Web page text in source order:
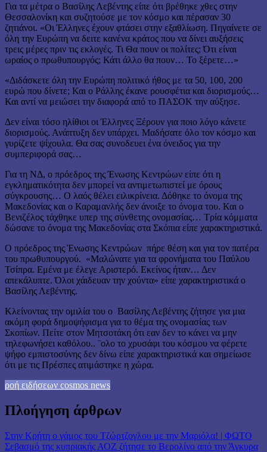
Για τα μέτρα ο Βασίλης Λεβέντης είπε ότι βρέθηκε χθες στην
Θεσσαλονίκη και συζητούσε με τον κόσμο και πέρασαν 30
ζητιάνοι. «Οι Έλληνες έχουν φτάσει στην εξαθλίωση. Πηγαίνετε σε
όλη την Ευρώπη να δειτε κανένα κράτος που να δίνει αυξήσεις
τρεις μέρες πριν τις εκλογές. Τι Θα πουν οι πολίτες; Ότι είναι
ωραίος ο πρωθυπουργός; Κάτι άλλο θα πουν… Το ξέρετε…»
«Διδάσκετε όλη την Ευρώπη πολιτικό ήθος με τα 50, 100, 200
ευρώ που δίνετε; Και ο Ράλλης έκανε ρουσφέτια και διορισμούς…
Και αντί να μειώσει την διαφορά από το ΠΑΣΟΚ την αύξησε.
Δεν είναι τόσο ηλίθιοι οι Έλληνες Ξέρουν για ποιο λόγο κάνετε
διορισμούς. Ανάπτυξη δεν υπάρχει. Μαδήσατε όλο τον κόσμο και
γυρίζετε ψίχουλα. Θα σας συνοδευει ένα όνειδος για την
συμπεριφορά σας…
Για τη ΝΔ, ο πρόεδρος της Ένωσης Κεντρώων είπε ότι η
εγκληματικότητα δεν μπορεί να αντιμετωπιστεί με όρους
σύγκρουσης… Ο λαός θέλει ειλικρίνεια. Δόθηκε το όνομα της
Μακεδονίας και ο Καραμανλής δεν άνοιξε το όνομα του. Και ο
Βενιζέλος τάχθηκε υπερ της σύνθετης ονομασίας… Τρία κόμματα
δώσανε το όνομα της Μακεδονίας στα Σκόπια είπε χαρακτηριστικά.
Ο πρόεδρος της Ένωσης Κεντρώων πήρε θέση και για τον πατέρα
του πρωθυπουργού. «Μαλώνατε για τα φρονήματα του Παύλου
Τσίπρα. Εμένα με έλεγε Αριστερό. Εκείνος ήταν… Δεν
απεκάλυπτε. Όλοι χάιδευαν την χούντα» είπε χαρακτηριστικά ο
Βασίλης Λεβέντης.
Κλείνοντας την ομιλία του ο Βασίλης Λεβέντης ζήτησε για μια
ακόμη φορά δημοψήφισμα για το θέμα της ονομασίας των
Σκοπίων. Πείτε στον Μητσοτάκη ότι εαν δεν το κάνει να μην
τηλεφωνήσει καθόλου.. ¨ολο το χρυσάφι του κόσμου να φέρετε
ψήφο εμπιστοσύνης δεν δίνω είπε χαρακτηριστικά και σημείωσε
ότι με τις Πρέσπες ατιμάστηκε η χώρα.
ροή ειδήσεων cosmos news
Πλοήγηση άρθρων
Στην Κρήτη ο γάμος του Τζώρτζογλου με την Μαριόλα! | ΦΩΤΟ
Σεβασμό της κυπριακής ΑΟΖ ζήτησε το Βερολίνο από την Άγκυρα